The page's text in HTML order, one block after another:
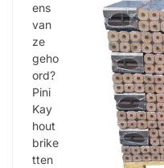
ens
van
ze
geho
ord?
Pini
Kay
hout
brike
tten